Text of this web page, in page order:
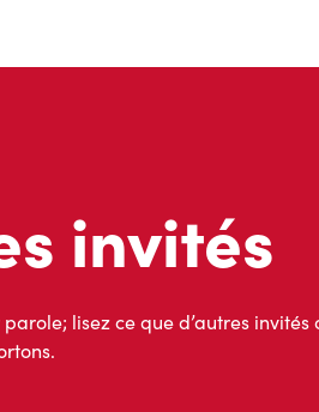
invités
lisez ce que d’autres